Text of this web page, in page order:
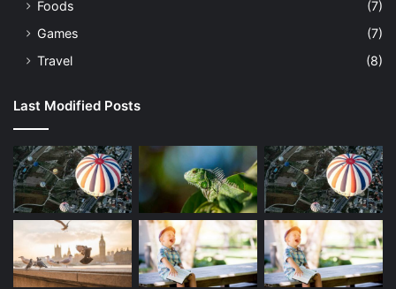
Foods
(7)
Games
(7)
Travel
(8)
Last Modified Posts